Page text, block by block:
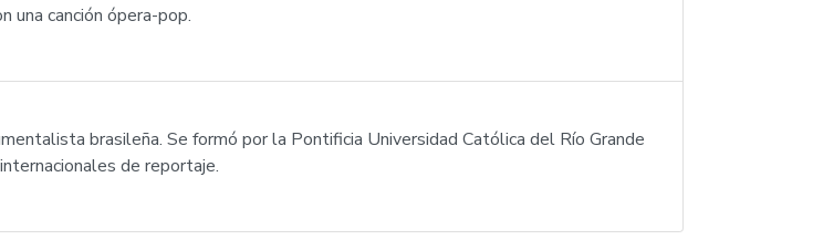
una canción ópera-pop.
brasileña. Se formó por la Pontificia Universidad Católica del Río Grande
de reportaje.